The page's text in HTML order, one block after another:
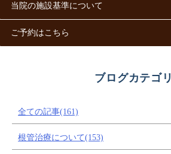
当院の施設基準について
ご予約はこちら
ブログカテゴリ
全ての記事(161)
根管治療について(153)